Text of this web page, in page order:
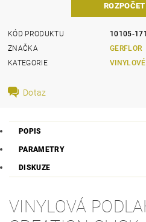
KÓD PRODUKTU
10105-
ZNAČKA
GERFLOR
KATEGORIE
Dotaz
POPIS
PARAMETRY
DISKUZE
VINYLOVÁ